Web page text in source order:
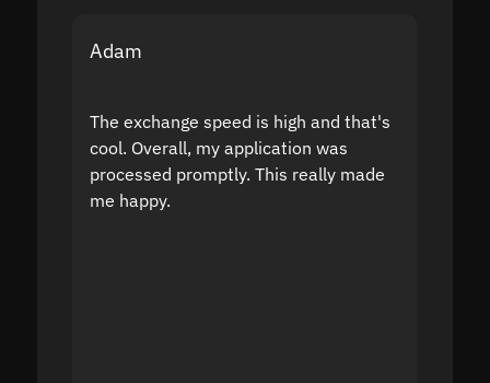
Adam
The exchange speed is high and that's
cool. Overall, my application was
processed promptly. This really made
me happy.